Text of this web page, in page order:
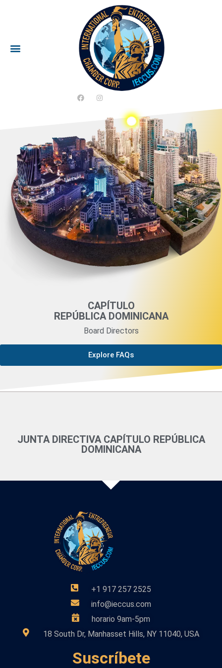
CAPÍTULO
REPÚBLICA DOMINICANA
Board Directors
Explore FAQs
JUNTA DIRECTIVA CAPÍTULO REPÚBLICA
DOMINICANA
+1 917 257 2525
info@ieccus.com
horario 9am-5pm
18 South Dr, Manhasset Hills, NY 11040, USA
Suscríbete